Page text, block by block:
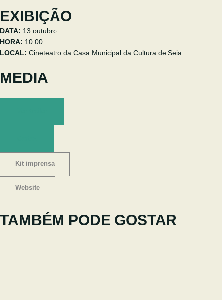
EXIBIÇÃO
DATA: 13 outubro
HORA: 10:00
LOCAL: Cineteatro da Casa Municipal da Cultura de Seia
MEDIA
Kit imprensa
Website
TAMBÉM PODE GOSTAR